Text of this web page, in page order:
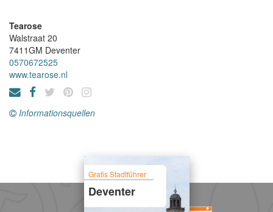
Tearose
Walstraat 20
7411GM Deventer
0570672525
www.tearose.nl
Informationsquellen
Gratis Stadtführer
Deventer